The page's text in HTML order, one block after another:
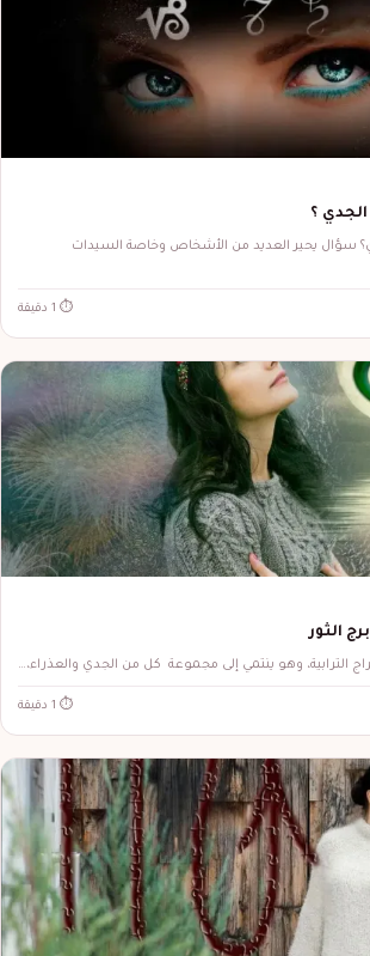
؟
سؤال يحير العديد من الأشخاص وخاصة السيدات
⏱ 1 دقيقة
الثور
الترابية، وهو ينتمي إلى مجموعة كل من الجدي والعذراء،…
⏱ 1 دقيقة